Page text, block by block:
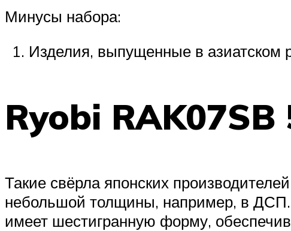
Минусы набора:
Изделия, выпущенные в азиатском
Ryobi RAK07SB
Такие свёрла японских
небольшой толщины, например, в ДСП.
имеет шестигранную форму,